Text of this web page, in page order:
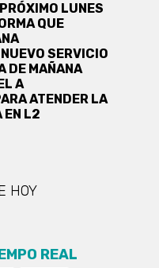
LUNES
QUE
SERVICIO
DE MAÑANA
A
ATENDER LA
EN L2
HOY
REAL